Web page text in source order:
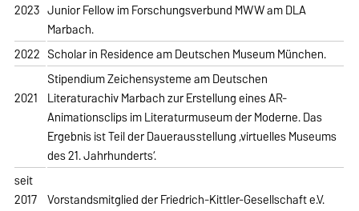
2023 Junior Fellow im Forschungsverbund MWW am DLA
Marbach.
2022 Scholar in Residence am Deutschen Museum München.
2021
Stipendium Zeichensysteme am Deutschen
Literaturachiv Marbach zur Erstellung eines AR-
Animationsclips im Literaturmuseum der Moderne. Das
Ergebnis ist Teil der Dauerausstellung ‚virtuelles Museums
des 21. Jahrhunderts‘.
seit
2017 Vorstandsmitglied der Friedrich-Kittler-Gesellschaft e.V.